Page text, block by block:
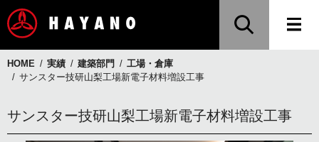
HOME 実績 建築部門
工場・倉庫
サンスター技研山梨工場新電子材料増設工事
サンスター技研山梨工場新電子材料増設工事